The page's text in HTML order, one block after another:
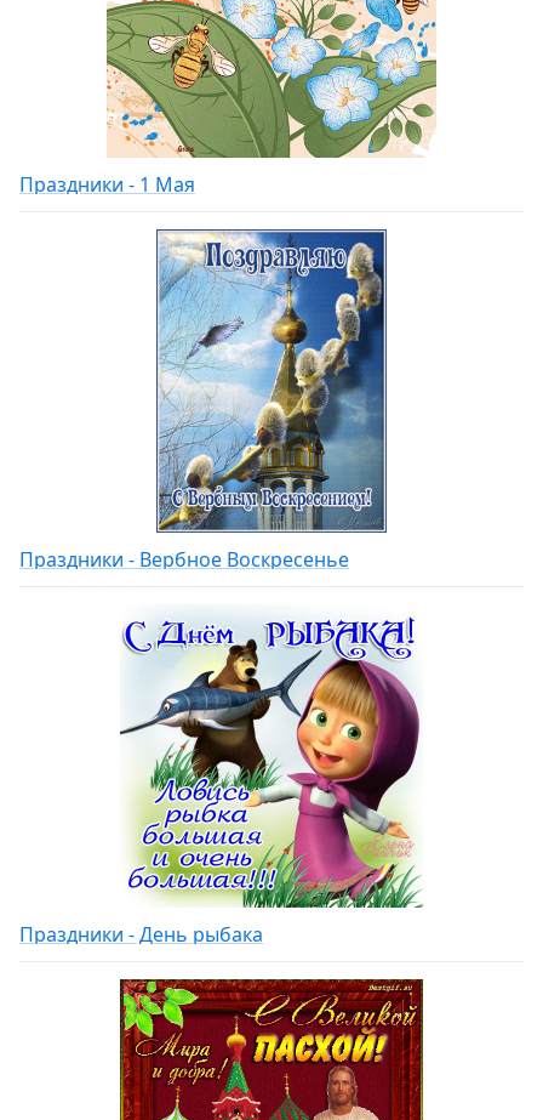
Праздники - 1 Мая
Праздники - Вербное Воскресенье
Праздники - День рыбака